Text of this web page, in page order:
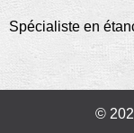
Spécialiste en
©